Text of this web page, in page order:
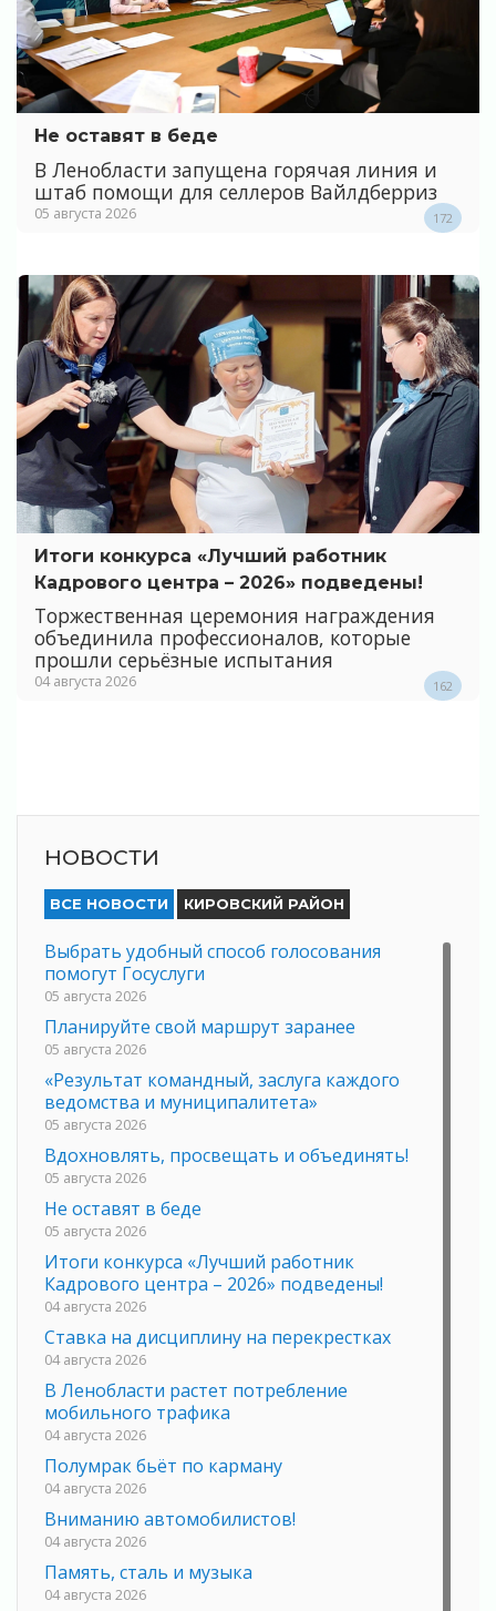
Не оставят в беде
В Ленобласти запущена горячая линия и
штаб помощи для селлеров Вайлдберриз
05 августа 2026 172
Итоги конкурса «Лучший работник
Кадрового центра – 2026» подведены!
Торжественная церемония награждения
объединила профессионалов, которые
прошли серьёзные испытания
04 августа 2026 162
НОВОСТИ
ВСЕ НОВОСТИ КИРОВСКИЙ РАЙОН
Выбрать удобный способ голосования
помогут Госуслуги
05 августа 2026
Планируйте свой маршрут заранее
05 августа 2026
«Результат командный, заслуга каждого
ведомства и муниципалитета»
05 августа 2026
Вдохновлять, просвещать и объединять!
05 августа 2026
Не оставят в беде
05 августа 2026
Итоги конкурса «Лучший работник
Кадрового центра – 2026» подведены!
04 августа 2026
Ставка на дисциплину на перекрестках
04 августа 2026
В Ленобласти растет потребление
мобильного трафика
04 августа 2026
Полумрак бьёт по карману
04 августа 2026
Вниманию автомобилистов!
04 августа 2026
Память, сталь и музыка
04 августа 2026